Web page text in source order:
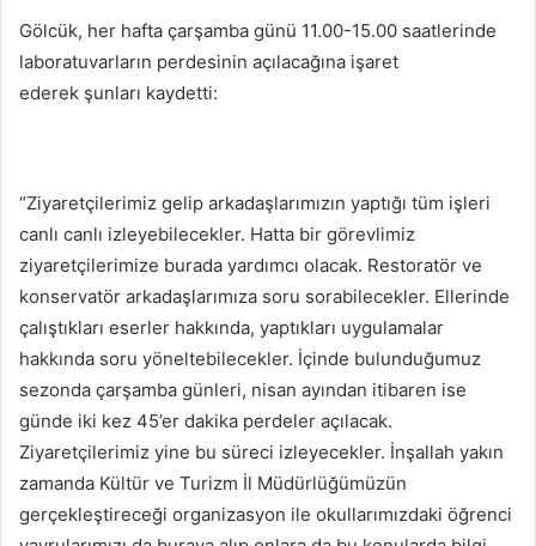
Gölcük, her hafta çarşamba günü 11.00-15.00 saatlerinde
laboratuvarların perdesinin açılacağına işaret
ederek şunları kaydetti:
“Ziyaretçilerimiz gelip arkadaşlarımızın yaptığı tüm işleri
canlı canlı izleyebilecekler. Hatta bir görevlimiz
ziyaretçilerimize burada yardımcı olacak. Restoratör ve
konservatör arkadaşlarımıza soru sorabilecekler. Ellerinde
çalıştıkları eserler hakkında, yaptıkları uygulamalar
hakkında soru yöneltebilecekler. İçinde bulunduğumuz
sezonda çarşamba günleri, nisan ayından itibaren ise
günde iki kez 45’er dakika perdeler açılacak.
Ziyaretçilerimiz yine bu süreci izleyecekler. İnşallah yakın
zamanda Kültür ve Turizm İl Müdürlüğümüzün
gerçekleştireceği organizasyon ile okullarımızdaki öğrenci